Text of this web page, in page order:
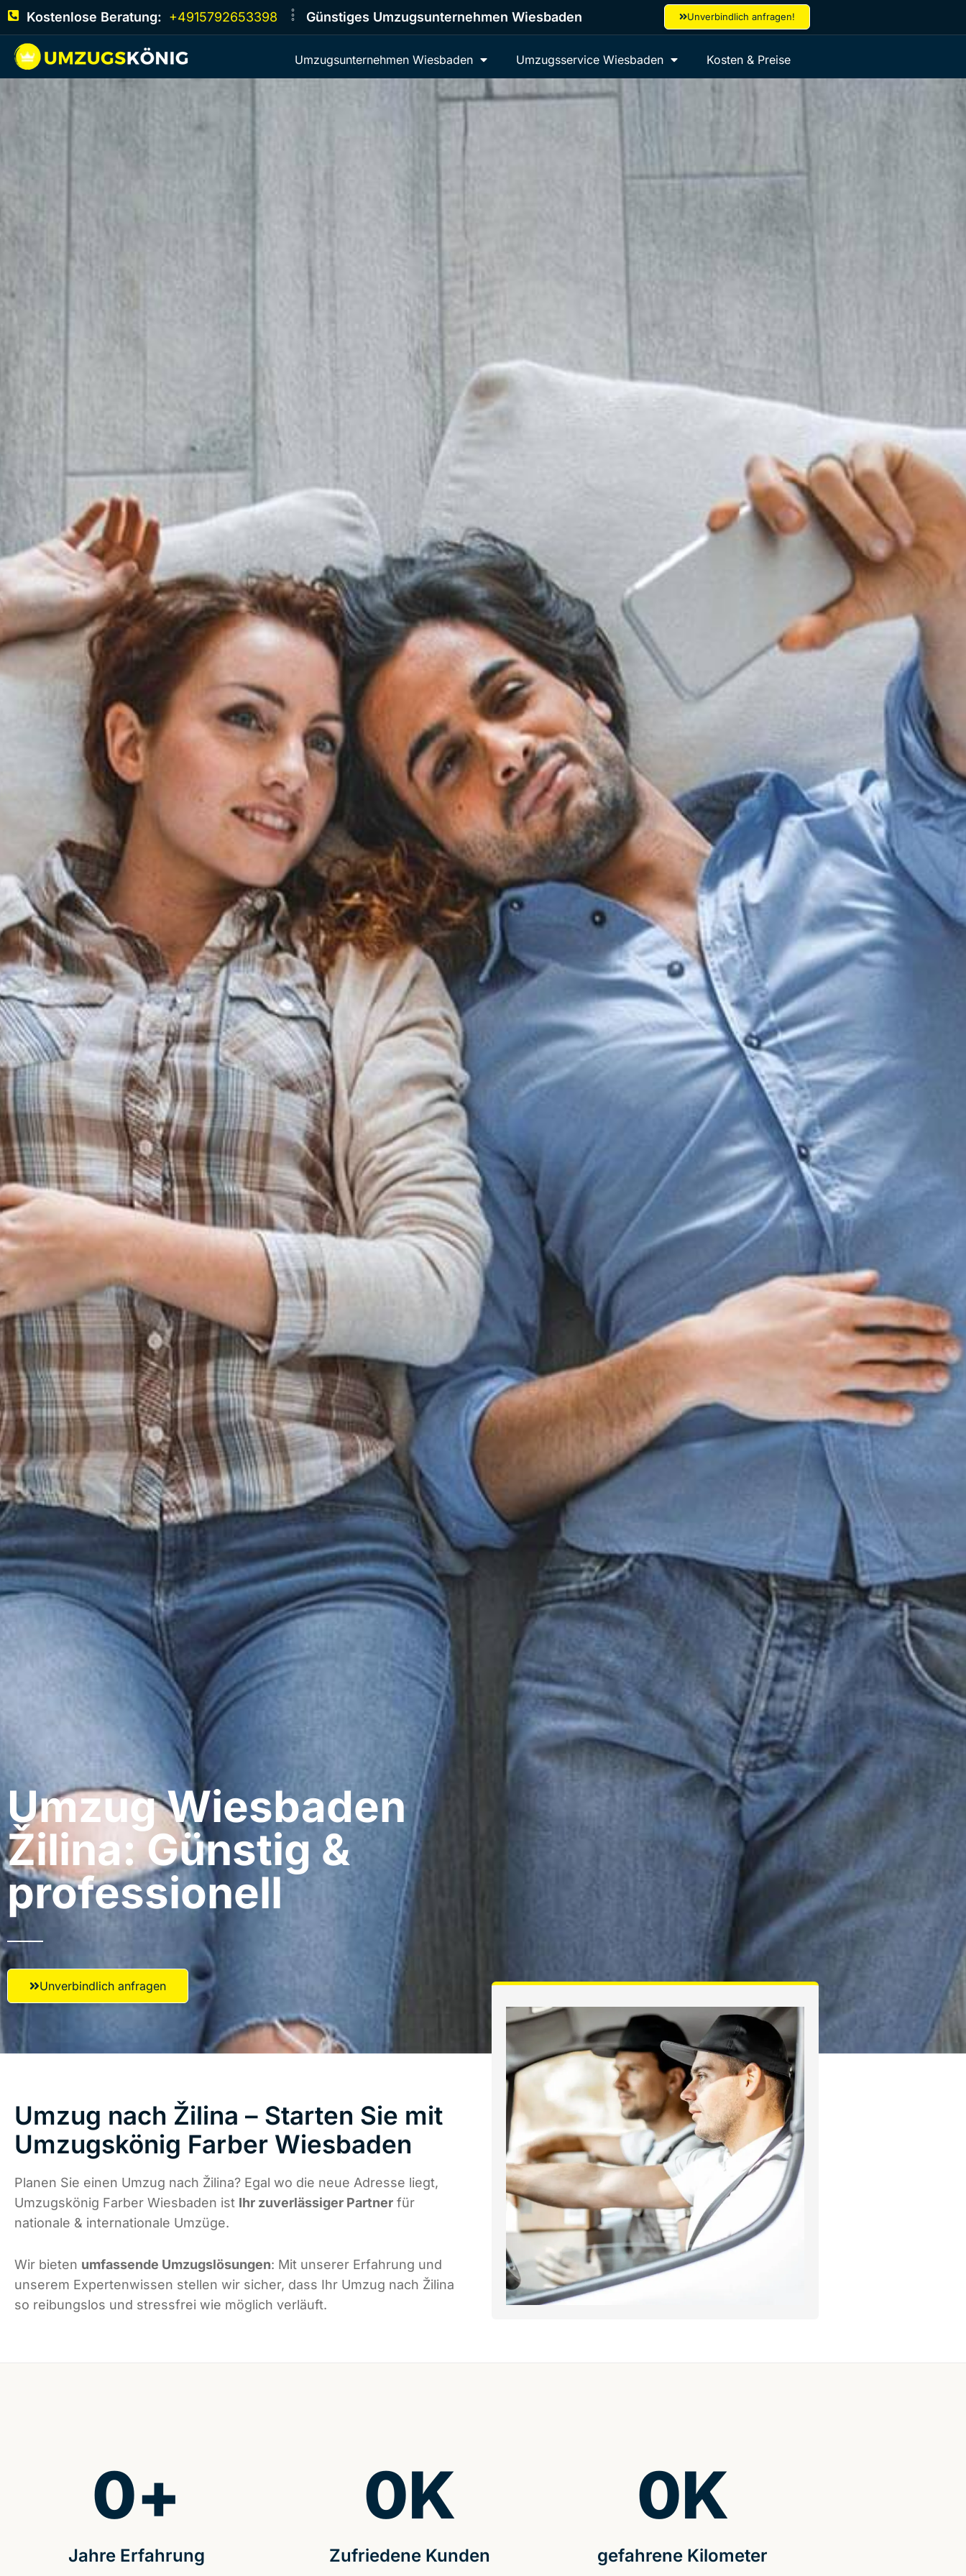
Kostenlose Beratung: +4915792653398 Günstiges Umzugsunternehmen Wiesbaden Unverbindlich anfragen!
Umzugsunternehmen Wiesbaden Umzugsservice Wiesbaden Kosten & Preise
Umzug Wiesbaden​
Žilina: Günstig &
professionell​
Unverbindlich anfragen
Umzug nach Žilina – Starten Sie mit
Umzugskönig Farber Wiesbaden
Planen Sie einen Umzug nach Žilina? Egal wo die neue Adresse liegt,
Umzugskönig Farber Wiesbaden ist Ihr zuverlässiger Partner für
nationale & internationale Umzüge.
Wir bieten umfassende Umzugslösungen: Mit unserer Erfahrung und
unserem Expertenwissen stellen wir sicher, dass Ihr Umzug nach Žilina
so reibungslos und stressfrei wie möglich verläuft.
Jahre Erfahrung
0+
Zufriedene Kunden
0K
gefahrene Kilometer
0K